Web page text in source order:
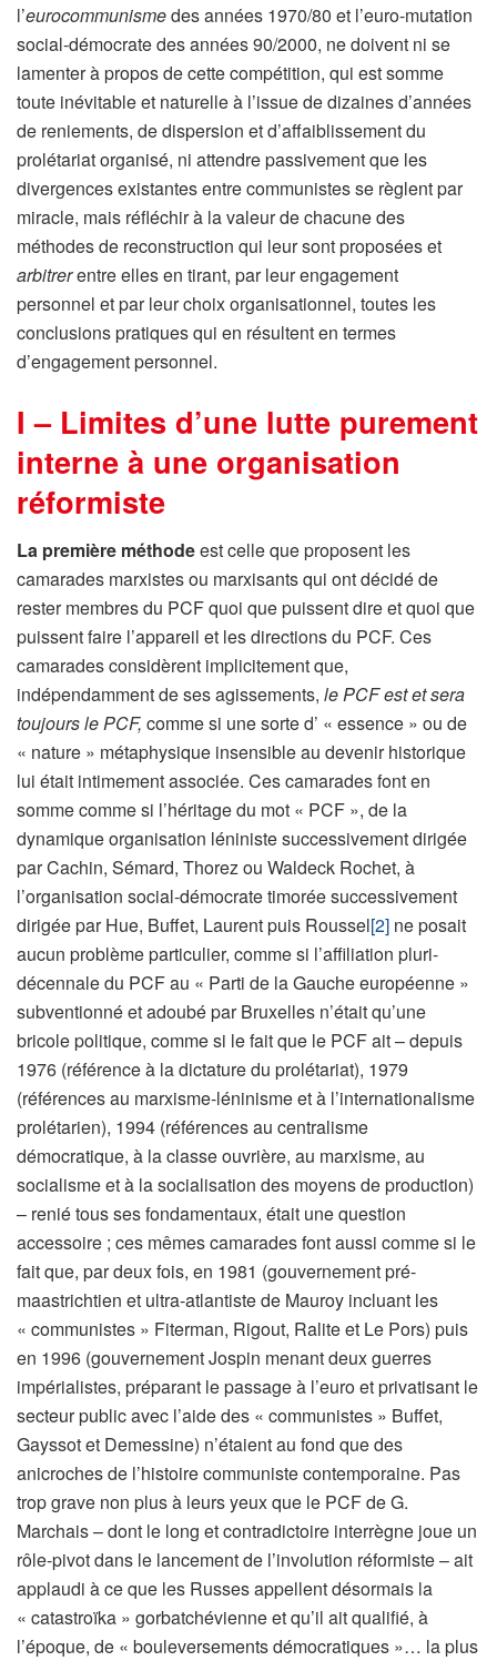
l’eurocommunismedes années 1970/80 et l’euro-mutation
social-démocrate des années 90/2000, ne doivent ni se
lamenter à propos de cette compétition, qui est somme
toute inévitable et naturelle à l’issue de dizaines d’années
de reniements, de dispersion et d’affaiblissement du
prolétariat organisé, ni attendre passivement que les
divergences existantes entre communistes se règlent par
miracle, mais réfléchir à la valeur de chacune des
méthodes de reconstruction qui leur sont proposées et
arbitrerentre elles en tirant, par leur engagement
personnel et par leur choix organisationnel, toutes les
conclusions pratiques qui en résultent en termes
d’engagement personnel.
I – Limites d’une lutte purement
interne à une organisation
réformiste
La première méthodeest celle que proposent les
camarades marxistes ou marxisants qui ont décidé de
rester membres du PCF quoi que puissent dire et quoi que
puissent faire l’appareil et les directions du PCF. Ces
camarades considèrent implicitement que,
indépendamment de ses agissements, le PCF est et sera
toujours le PCF, comme si une sorte d’ « essence » ou de
« nature » métaphysique insensible au devenir historique
lui était intimement associée. Ces camarades font en
somme comme si l’héritage du mot « PCF », de la
dynamique organisation léniniste successivement dirigée
par Cachin, Sémard, Thorez ou Waldeck Rochet, à
l’organisation social-démocrate timorée successivement
dirigée par Hue, Buffet, Laurent puis Roussel[2] ne posait
aucun problème particulier, comme si l’affiliation pluri-
décennale du PCF au « Parti de la Gauche européenne »
subventionné et adoubé par Bruxelles n’était qu’une
bricole politique, comme si le fait que le PCF ait – depuis
1976 (référence à la dictature du prolétariat), 1979
(références au marxisme-léninisme et à l’internationalisme
prolétarien), 1994 (références au centralisme
démocratique, à la classe ouvrière, au marxisme, au
socialisme et à la socialisation des moyens de production)
– renié tous ses fondamentaux, était une question
accessoire ; ces mêmes camarades font aussi comme si le
fait que, par deux fois, en 1981 (gouvernement pré-
maastrichtien et ultra-atlantiste de Mauroy incluant les
« communistes » Fiterman, Rigout, Ralite et Le Pors) puis
en 1996 (gouvernement Jospin menant deux guerres
impérialistes, préparant le passage à l’euro et privatisant le
secteur public avec l’aide des « communistes » Buffet,
Gayssot et Demessine) n’étaient au fond que des
anicroches de l’histoire communiste contemporaine. Pas
trop grave non plus à leurs yeux que le PCF de G.
Marchais – dont le long et contradictoire interrègne joue un
rôle-pivot dans le lancement de l’involution réformiste – ait
applaudi à ce que les Russes appellent désormais la
« catastroïka » gorbatchévienne et qu’il ait qualifié, à
l’époque, de « bouleversements démocratiques »… la plus